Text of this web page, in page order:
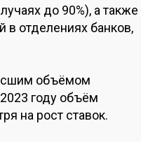
до 90%), а также
в отделениях банков,
объёмом
году объём
на рост ставок.